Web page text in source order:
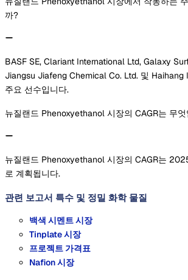
까?
BASF SE, Clariant International Ltd, Galaxy
Jiangsu Jiafeng Chemical Co. Ltd. 및 Haihang
주요 선수입니다.
뉴질랜드 Phenoxyethanol 시장의 CAGR는 무
뉴질랜드 Phenoxyethanol 시장의 CAGR는
로 계획됩니다.
관련 보고서 특수 및 정밀 화학 물질
백색 시멘트 시장
Tinplate 시장
프로젝트 가격표
Nafion 시장